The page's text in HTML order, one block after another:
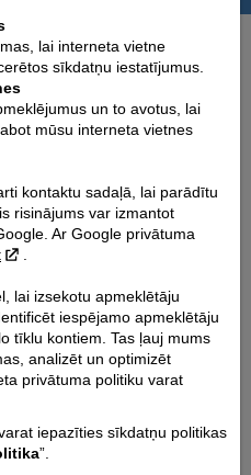
lai interneta vietne
sīkdatņu iestatījumus.
un to avotus, lai
mūsu interneta vietnes
kontaktu sadaļā, lai parādītu
risinājums var izmantot
Ar Google privātuma
lai izsekotu apmeklētāju
iespējamo apmeklētāju
tīklu kontiem. Tas ļauj mums
analizēt un optimizēt
privātuma politiku varat
iepazīties sīkdatņu politikas
”.